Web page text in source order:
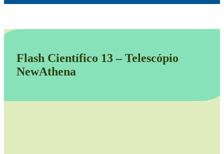
Flash Científico 13 – Telescópio
NewAthena